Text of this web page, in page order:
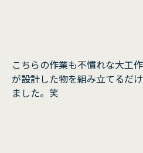
こちらの作業も不慣れな大工
が設計した物を組み立てるだ
ました。笑